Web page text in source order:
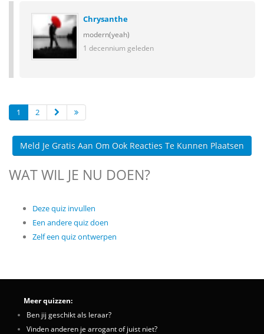
Chrysanthe
modern(yeah)
1 decennium geleden
1 2
Meld Je Gratis Aan Om Ook Reacties Te Kunnen Plaatsen
WAT WIL JE NU DOEN?
Deze quiz invullen
Een andere quiz doen
Zelf een quiz ontwerpen
Meer quizzen:
Ben jij geschikt als leraar?
Vinden anderen je arrogant of juist niet?